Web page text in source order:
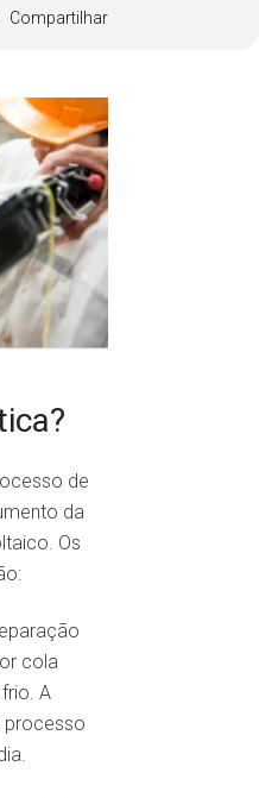
Compartilhar
de
da
Os
cola
A
processo